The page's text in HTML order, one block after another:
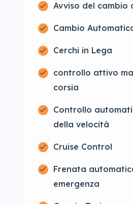
Avviso del cambio
Cambio
Cerchi in Lega
controllo attivo
corsia
Controllo
della velocità
Cruise Control
Frenata
emergenza